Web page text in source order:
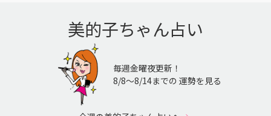
美的子ちゃん占い
毎週金曜夜更新！
8/8〜8/14までの 運勢を見る